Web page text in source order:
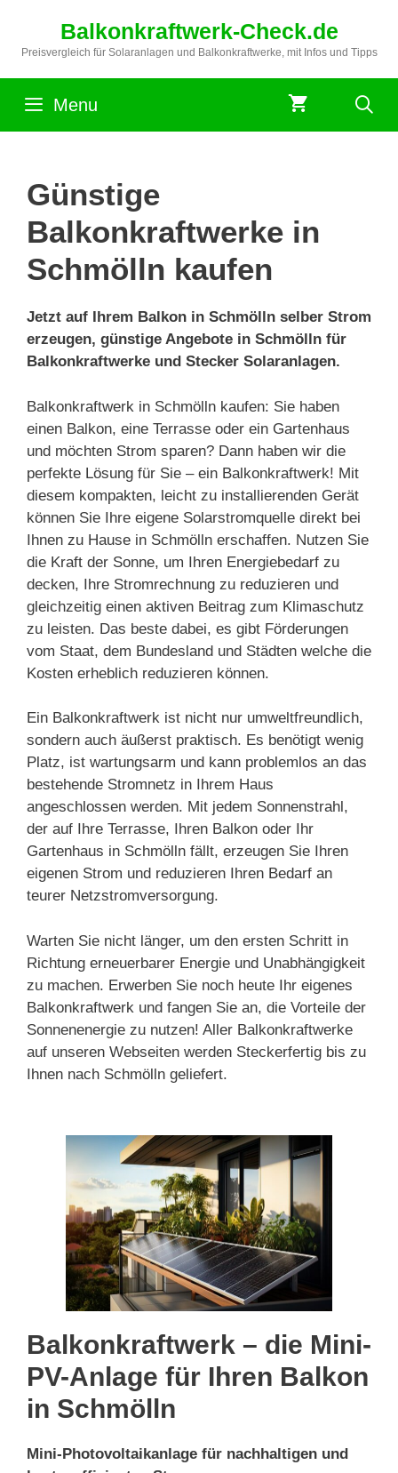
springen
Balkonkraftwerk-Check.de
Preisvergleich für Solaranlagen und Balkonkraftwerke, mit Infos und Tipps
Menu
Günstige
Balkonkraftwerke in
Schmölln kaufen
Jetzt auf Ihrem Balkon in Schmölln selber Strom
erzeugen, günstige Angebote in Schmölln für
Balkonkraftwerke und Stecker Solaranlagen.
Balkonkraftwerk in Schmölln kaufen: Sie haben
einen Balkon, eine Terrasse oder ein Gartenhaus
und möchten Strom sparen? Dann haben wir die
perfekte Lösung für Sie – ein Balkonkraftwerk! Mit
diesem kompakten, leicht zu installierenden Gerät
können Sie Ihre eigene Solarstromquelle direkt bei
Ihnen zu Hause in Schmölln erschaffen. Nutzen Sie
die Kraft der Sonne, um Ihren Energiebedarf zu
decken, Ihre Stromrechnung zu reduzieren und
gleichzeitig einen aktiven Beitrag zum Klimaschutz
zu leisten. Das beste dabei, es gibt Förderungen
vom Staat, dem Bundesland und Städten welche die
Kosten erheblich reduzieren können.
Ein Balkonkraftwerk ist nicht nur umweltfreundlich,
sondern auch äußerst praktisch. Es benötigt wenig
Platz, ist wartungsarm und kann problemlos an das
bestehende Stromnetz in Ihrem Haus
angeschlossen werden. Mit jedem Sonnenstrahl,
der auf Ihre Terrasse, Ihren Balkon oder Ihr
Gartenhaus in Schmölln fällt, erzeugen Sie Ihren
eigenen Strom und reduzieren Ihren Bedarf an
teurer Netzstromversorgung.
Warten Sie nicht länger, um den ersten Schritt in
Richtung erneuerbarer Energie und Unabhängigkeit
zu machen. Erwerben Sie noch heute Ihr eigenes
Balkonkraftwerk und fangen Sie an, die Vorteile der
Sonnenenergie zu nutzen! Aller Balkonkraftwerke
auf unseren Webseiten werden Steckerfertig bis zu
Ihnen nach Schmölln geliefert.
Balkonkraftwerk – die Mini-
PV-Anlage für Ihren Balkon
in Schmölln
Mini-Photovoltaikanlage für nachhaltigen und